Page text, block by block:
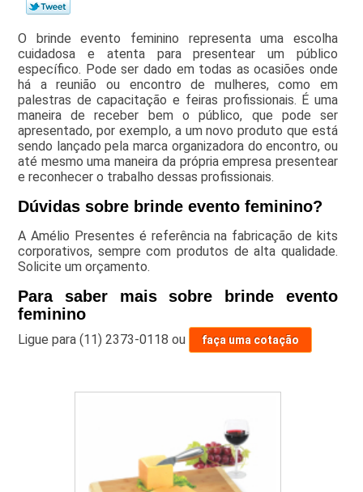
O brinde evento feminino representa uma escolha
cuidadosa e atenta para presentear um público
específico. Pode ser dado em todas as ocasiões onde
há a reunião ou encontro de mulheres, como em
palestras de capacitação e feiras profissionais. É uma
maneira de receber bem o público, que pode ser
apresentado, por exemplo, a um novo produto que está
sendo lançado pela marca organizadora do encontro, ou
até mesmo uma maneira da própria empresa presentear
e reconhecer o trabalho dessas profissionais.
Dúvidas sobre brinde evento feminino?
A Amélio Presentes é referência na fabricação de kits
corporativos, sempre com produtos de alta qualidade.
Solicite um orçamento.
Para saber mais sobre brinde evento
feminino
Ligue para (11) 2373-0118 ou faça uma cotação